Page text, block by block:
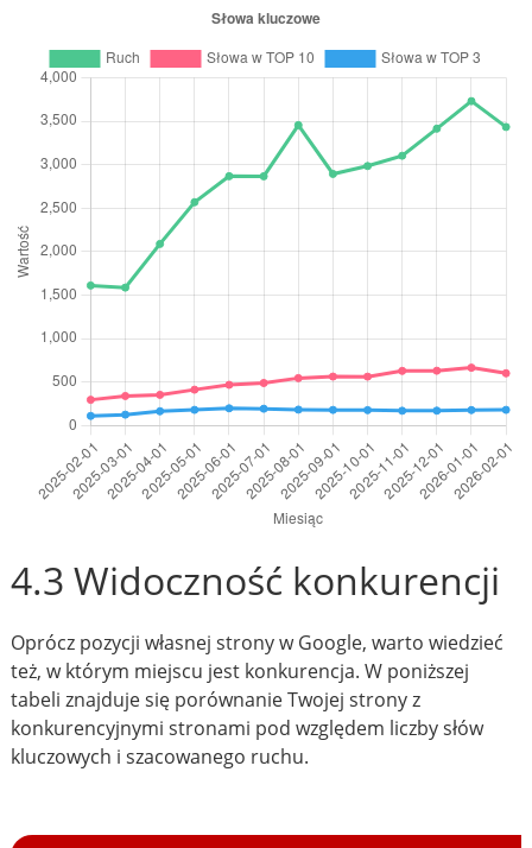
4.3 Widoczność konkurencji
Oprócz pozycji własnej strony w Google, warto wiedzieć
też, w którym miejscu jest konkurencja. W poniższej
tabeli znajduje się porównanie Twojej strony z
konkurencyjnymi stronami pod względem liczby słów
kluczowych i szacowanego ruchu.